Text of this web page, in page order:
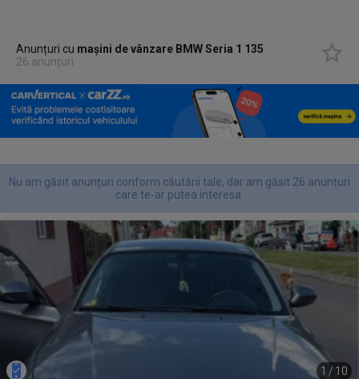
Anunțuri cu mașini de vânzare BMW Seria 1 135
26 anunțuri
Nu am găsit anunțuri conform căutării tale, dar am găsit 26 anunțuri
care te-ar putea interesa.
1 /10